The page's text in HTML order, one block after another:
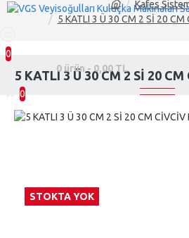
0
0 ürün - 0,00 TL
0
Kafes
5 KATLI 3 Ü 30 CM 2 Sİ 20 CM
5 KATLI 3 Ü 30 CM 2 Sİ 20
STOKTA YOK